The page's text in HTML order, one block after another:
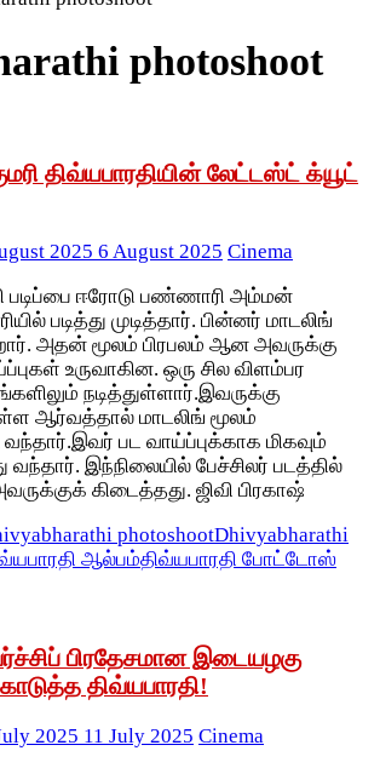
photoshoot
திவ்யபாரதியின் லேட்டஸ்ட் க்யூட்
2025 6 August 2025 Cinema
படிப்பை ஈரோடு பண்ணாரி அம்மன்
படித்து முடித்தார். பின்னர் மாடலிங்
அதன் மூலம் பிரபலம் ஆன அவருக்கு
உருவாகின. ஒரு சில விளம்பர
நடித்துள்ளார்.இவருக்கு
ஆர்வத்தால் மாடலிங் மூலம்
பட வாய்ப்புக்காக மிகவும்
வந்தார். இந்நிலையில் பேச்சிலர் படத்தில்
கிடைத்தது. ஜிவி பிரகாஷ்
photoshootDhivyabharathi
ஆல்பம்திவ்யபாரதி போட்டோஸ்
பிரதேசமான இடையழகு
திவ்யபாரதி!
2025 11 July 2025 Cinema